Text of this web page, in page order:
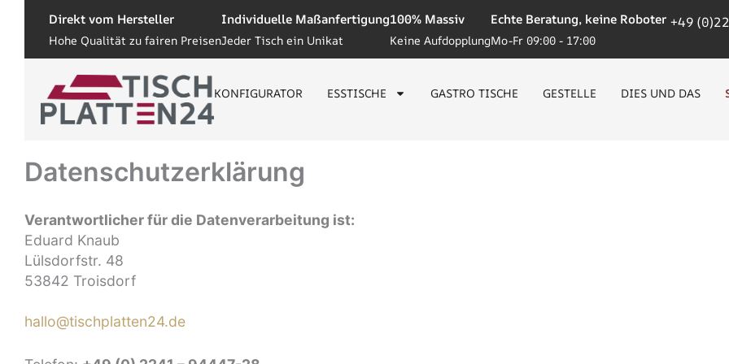
springen
Direkt vom Hersteller
Hohe Qualität zu fairen Preisen
Individuelle Maßanfertigung
Jeder Tisch ein Unikat
100% Massiv
Keine Aufdopplung
Echte Beratung, keine Roboter
Mo-Fr 09:00 - 17:00
+49
KONFIGURATOR ESSTISCHE GASTRO TISCHE GESTELLE DIES UND DAS
Datenschutzerklärung
Verantwortlicher für die Datenverarbeitung ist:
Eduard Knaub
Lülsdorfstr. 48
53842 Troisdorf
hallo@tischplatten24.de